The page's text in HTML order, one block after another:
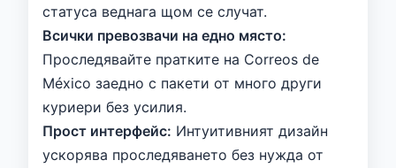
статуса веднага щом се случат.
Всички превозвачи на едно място:
Проследявайте пратките на Correos de
México заедно с пакети от много други
куриери без усилия.
Прост интерфейс: Интуитивният дизайн
ускорява проследяването без нужда от